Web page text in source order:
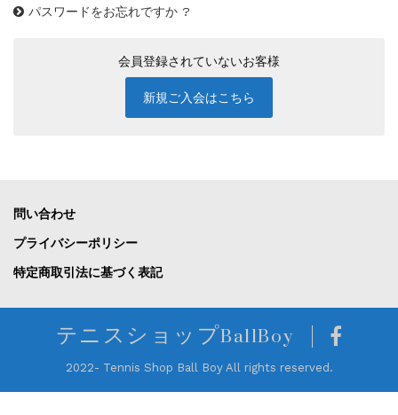
パスワードをお忘れですか ?
会員登録されていないお客様
新規ご入会はこちら
問い合わせ
プライバシーポリシー
特定商取引法に基づく表記
テニスショップBallBoy
2022- Tennis Shop Ball Boy All rights reserved.